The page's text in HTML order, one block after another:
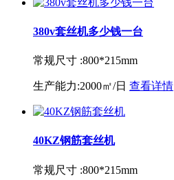
380v套丝机多少钱一台
常规尺寸 :800*215mm
生产能力:2000㎡/日 查看详情
40KZ钢筋套丝机
常规尺寸 :800*215mm